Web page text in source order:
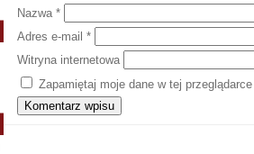
Nazwa *
Adres e-mail *
Witryna internetowa
Zapamiętaj moje dane w tej